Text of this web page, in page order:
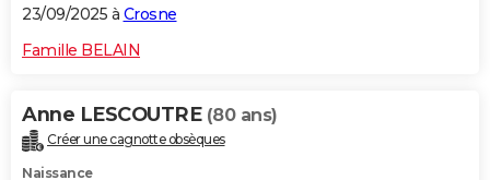
23/09/2025 à Crosne
Famille BELAIN
Anne LESCOUTRE (80 ans)
Créer une cagnotte obsèques
Naissance